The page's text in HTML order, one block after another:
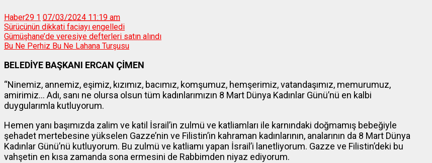
Haber29 1 07/03/2024 11:19 am
Sürücünün dikkati faciayı engelledi
Gümüşhane’de veresiye defterleri satın alındı
Bu Ne Perhiz Bu Ne Lahana Turşusu
BELEDİYE BAŞKANI ERCAN ÇİMEN
“Ninemiz, annemiz, eşimiz, kızımız, bacımız, komşumuz, hemşerimiz, vatandaşımız, memurumuz,
amirimiz… Adı, sanı ne olursa olsun tüm kadınlarımızın 8 Mart Dünya Kadınlar Günü’nü en kalbi
duygularımla kutluyorum.
Hemen yanı başımızda zalim ve katil İsrail’in zulmü ve katliamları ile karnındaki doğmamış bebeğiyle
şehadet mertebesine yükselen Gazze’nin ve Filistin’in kahraman kadınlarının, analarının da 8 Mart Dünya
Kadınlar Günü’nü kutluyorum. Bu zulmü ve katliamı yapan İsrail’i lanetliyorum. Gazze ve Filistin’deki bu
vahşetin en kısa zamanda sona ermesini de Rabbimden niyaz ediyorum.